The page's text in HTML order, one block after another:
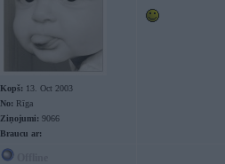
Kopš: 13. Oct 2003
No: Rīga
Ziņojumi: 9066
Braucu ar: